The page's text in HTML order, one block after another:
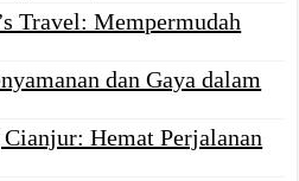
Travel: Mempermudah
dan Gaya dalam
Hemat Perjalanan